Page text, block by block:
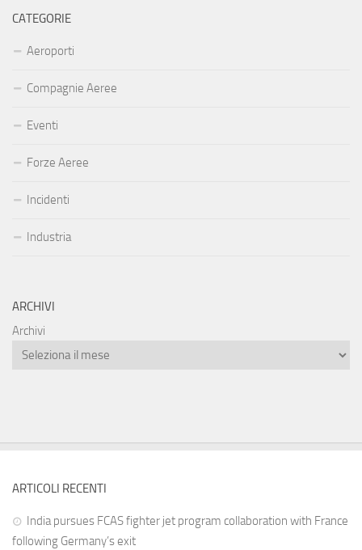
CATEGORIE
Aeroporti
Compagnie Aeree
Eventi
Forze Aeree
Incidenti
Industria
ARCHIVI
Archivi
ARTICOLI RECENTI
India pursues FCAS fighter jet program collaboration with France
following Germany’s exit